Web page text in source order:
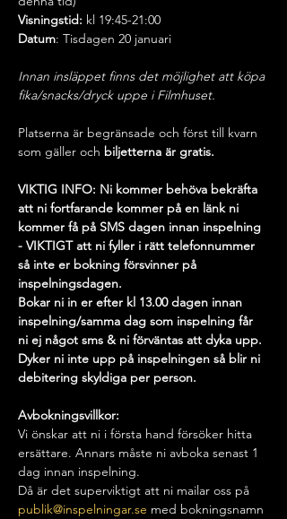
Visningstid: kl 19:45-21:00
Datum: Tisdagen 20 januari
Innan insläppet finns det möjlighet att köpa
fika/snacks/dryck uppe i Filmhuset.
Platserna är begränsade och först till kvarn
som gäller och biljetterna är gratis.
VIKTIG INFO: Ni kommer behöva bekräfta
att ni fortfarande kommer på en länk ni
kommer få på SMS dagen innan inspelning
- VIKTIGT att ni fyller i rätt telefonnummer
så inte er bokning försvinner på
inspelningsdagen.
Bokar ni in er efter kl 13.00 dagen innan
inspelning/samma dag som inspelning får
ni ej något sms & ni förväntas att dyka upp.
Dyker ni inte upp på inspelningen så blir ni
debitering skyldiga per person.
Avbokningsvillkor:
Vi önskar att ni i första hand försöker hitta
ersättare. Annars måste ni avboka senast 1
dag innan inspelning.
Då är det superviktigt att ni mailar oss på
publik@inspelningar.se med bokningsnamn